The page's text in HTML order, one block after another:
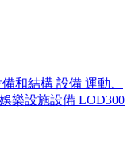
和結構 設備 運動、
樂設施設備 LOD300